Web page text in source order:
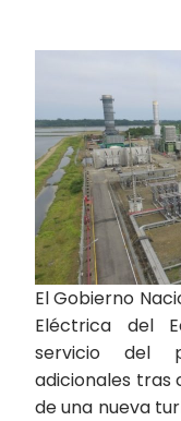
El Gobierno
Eléctrica del
servicio del
adicionales tras
de una nueva